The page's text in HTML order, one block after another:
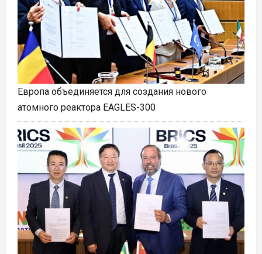
Европа объединяется для создания нового
атомного реактора EAGLES-300